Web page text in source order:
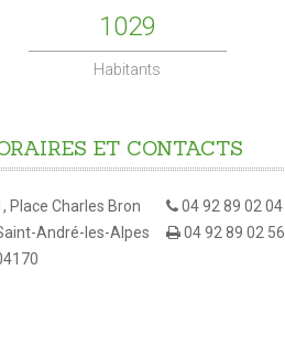
1029
Habitants
ET CONTACTS
Place Charles Bron
André-les-Alpes
04 92 89 02 04
04 92 89 02 56